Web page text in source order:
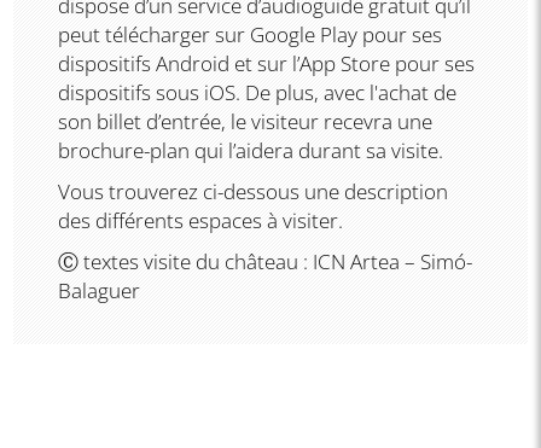
peut télécharger sur Google Play pour ses
dispositifs Android et sur l’App Store pour ses
dispositifs sous iOS. De plus, avec l'achat de
son billet d’entrée, le visiteur recevra une
brochure-plan qui l’aidera durant sa visite.
Vous trouverez ci-dessous une description
des différents espaces à visiter.
Ⓒ textes visite du château : ICN Artea – Simó-
Balaguer